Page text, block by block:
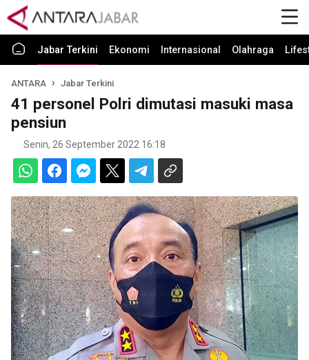
Jabar Terkini Ekonomi Internasional Olahraga
ANTARA Jabar Terkini
41 personel Polri dimutasi masuki masa
pensiun
Senin, 26 September 2022 16:18